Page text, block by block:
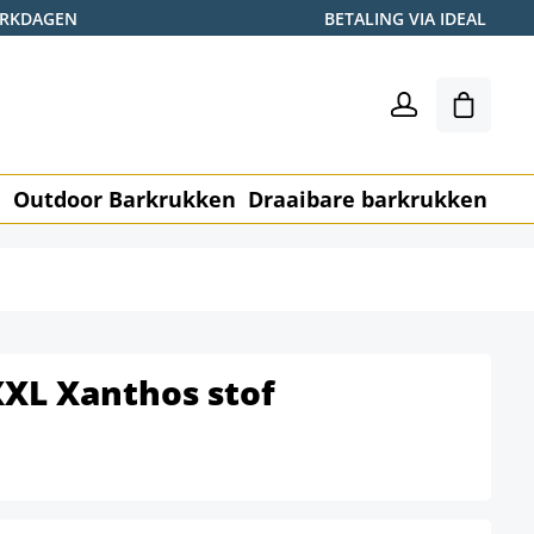
BETALING VIA IDEAL
Outdoor Barkrukken Draaibare barkrukken
Xanthos stof